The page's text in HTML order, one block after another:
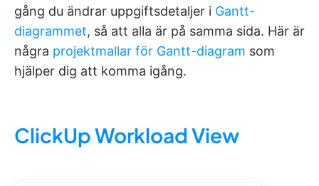
gång du ändrar uppgiftsdetaljer i Gantt-
diagrammet, så att alla är på samma sida. Här är
några projektmallar för Gantt-diagram som
hjälper dig att komma igång.
ClickUp Workload View